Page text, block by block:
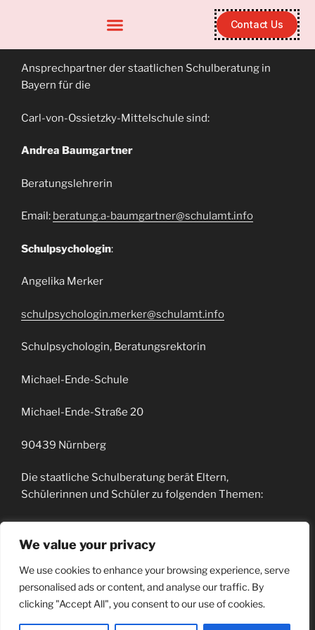
We value your privacy
We use cookies to enhance your browsing experience, serve
personalised ads or content, and analyse our traffic. By
clicking "Accept All", you consent to our use of cookies.
Contact Us
Ansprechpartner der staatlichen Schulberatung in
Bayern für die
Carl-von-Ossietzky-Mittelschule sind:
Andrea Baumgartner
Beratungslehrerin
Email: beratung.a-baumgartner@schulamt.info
Schulpsychologin:
Angelika Merker
schulpsychologin.merker@schulamt.info
Schulpsychologin, Beratungsrektorin
Michael-Ende-Schule
Michael-Ende-Straße 20
90439 Nürnberg
Die staatliche Schulberatung berät Eltern,
Schülerinnen und Schüler zu folgenden Themen:
bei Verhaltensproblemen
bei der Studien- und Berufswahlorientierung
bei Fragen zu besonderen Begabungen
bei schulischen Konflikten